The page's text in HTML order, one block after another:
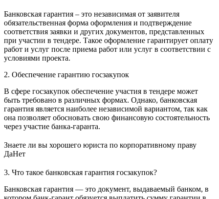
Банковская гарантия – это независимая от заявителя
обязательственная форма оформления и подтверждение
соответствия заявки и других документов, представленных
при участии в тендере. Такое оформление гарантирует оплату
работ и услуг после приема работ или услуг в соответствии с
условиями проекта.
2. Обеспечение гарантию госзакупок
В сфере госзакупок обеспечение участия в тендере может
быть требовано в различных формах. Однако, банковская
гарантия является наиболее независимой вариантом, так как
она позволяет обосновать свою финансовую состоятельность
через участие банка-гаранта.
Знаете ли вы хорошего юриста по корпоративному праву
ДаНет
3. Что такое банковская гарантия госзакупок?
Банковская гарантия — это документ, выдаваемый банком, в